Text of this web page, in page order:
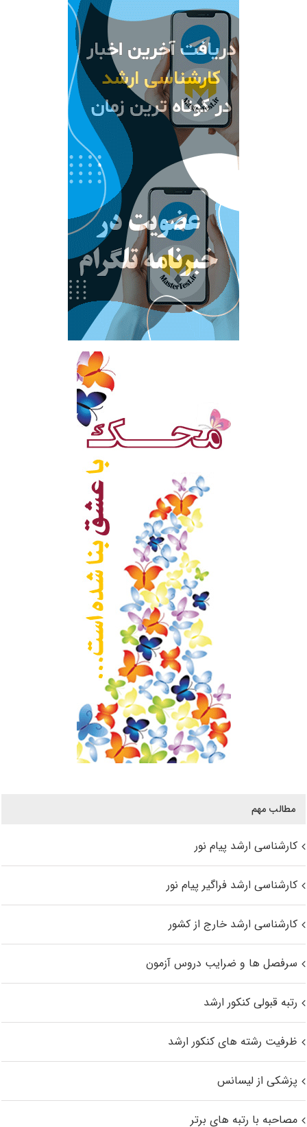
مطالب مهم
کارشناسی ارشد پیام نور
کارشناسی ارشد فراگیر پیام نور
کارشناسی ارشد خارج از کشور
سرفصل ها و ضرایب دروس آزمون
رتبه قبولی کنکور ارشد
ظرفیت رشته های کنکور ارشد
پزشکی از لیسانس
مصاحبه با رتبه های برتر